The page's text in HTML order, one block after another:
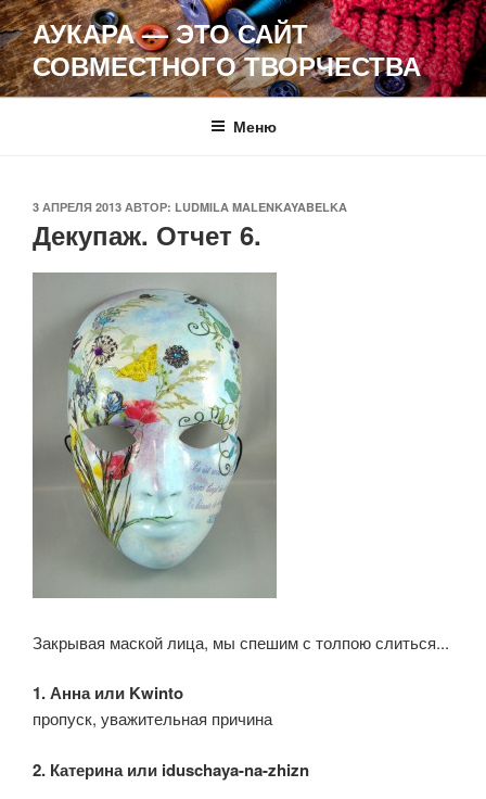
Перейти
к
содержимому
АУКАРА — ЭТО САЙТ
СОВМЕСТНОГО ТВОРЧЕСТВА
Меню
ОПУБЛИКОВАНО
3 АПРЕЛЯ 2013 АВТОР: LUDMILA MALENKAYABELKA
Декупаж. Отчет 6.
Закрывая маской лица, мы спешим с толпою слиться...
1. Анна или Kwinto
пропуск, уважительная причина
2. Катерина или iduschaya-na-zhizn